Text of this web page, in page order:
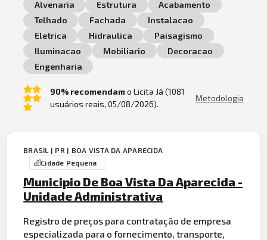
Alvenaria
Estrutura
Acabamento
Telhado
Fachada
Instalacao
Eletrica
Hidraulica
Paisagismo
Iluminacao
Mobiliario
Decoracao
Engenharia
90% recomendamo Licita Já (1081
usuários reais, 05/08/2026).
Metodologia
BRASIL | PR | BOA VISTA DA APARECIDA
Cidade Pequena
Municipio De Boa Vista Da Aparecida -
Unidade Administrativa
Registro de preços para contratação de empresa
especializada para o fornecimento, transporte,